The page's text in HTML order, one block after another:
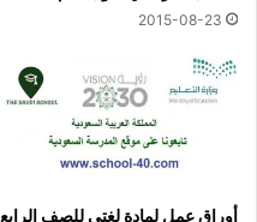
2015-08-23
أوراق عمل لمادة لغتي للصف الرابع